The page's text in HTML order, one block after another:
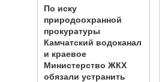
По иску
природоохранной
прокуратуры
Камчатский водоканал
и краевое
Министерство ЖКХ
обязали устранить